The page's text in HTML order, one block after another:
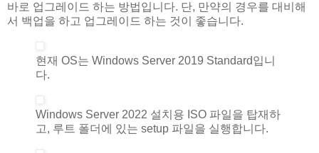
바로 업그레이드 하는 방법입니다. 단, 만약의 경우를 대비해
서 백업을 하고 업그레이드 하는 것이 좋습니다.
현재 OS는 Windows Server 2019 Standard입니
다.
Windows Server 2022 설치용 ISO 파일을 탑재하
고, 루트 폴더에 있는 setup 파일을 실행합니다.